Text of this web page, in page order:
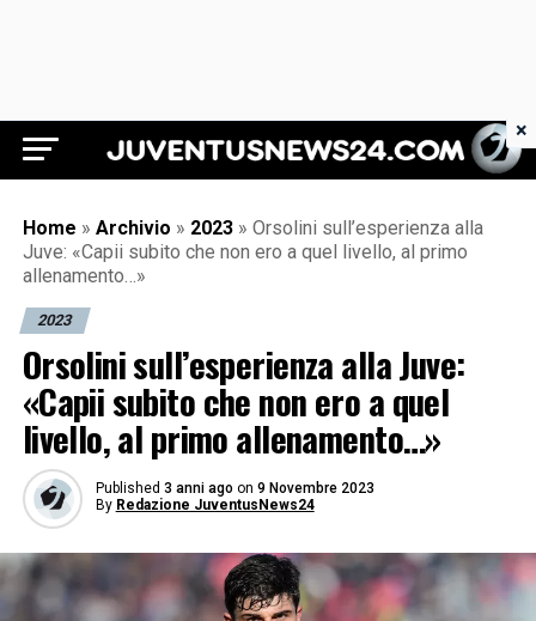
Juventus News 24
Home » Archivio » 2023 » Orsolini sull’esperienza alla
Juve: «Capii subito che non ero a quel livello, al primo
allenamento…»
2023
Orsolini sull’esperienza alla Juve:
«Capii subito che non ero a quel
livello, al primo allenamento…»
Published 3 anni ago on 9 Novembre 2023
By Redazione JuventusNews24
×